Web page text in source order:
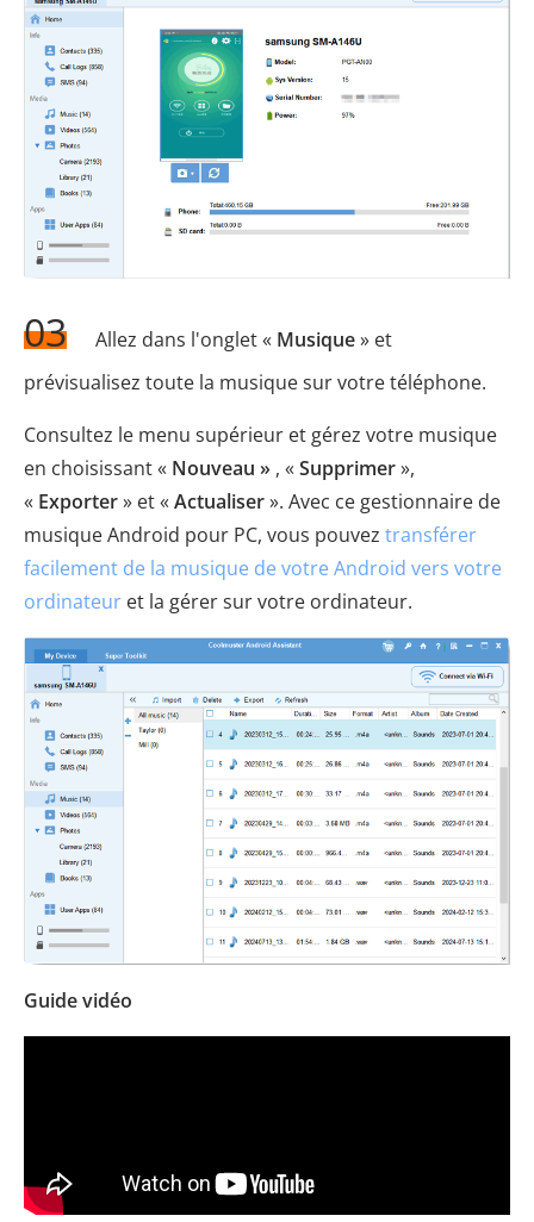
03 Allez dans l'onglet « Musique» et
prévisualisez toute la musique sur votre téléphone.
Consultez le menu supérieur et gérez votre musique
en choisissant « Nouveau » , «Supprimer»,
« Exporter» et «Actualiser». Avec ce gestionnaire de
musique Android pour PC, vous pouvez transférer
facilement de la musique de votre Android vers votre
ordinateur et la gérer sur votre ordinateur.
Guide vidéo